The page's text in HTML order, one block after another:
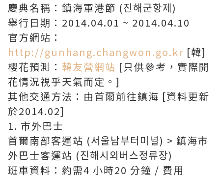
慶典名稱：鎮海軍港節 (진해군항제)
舉行日期：2014.04.01 ~ 2014.04.10
官方網站：
http://gunhang.changwon.go.kr [韓]
櫻花預測： 韓友營網站 [只供參考，實際開
花情況視乎天氣而定。]
其他交通方法：由首爾前往鎮海 [資料更新
於2014.02]
1. 市外巴士
首爾南部客運站 (서울남부터미널) > 鎮海市
外巴士客運站 (진해시외버스정류장)
班車資料：約需4 小時20 分鐘 / 費用